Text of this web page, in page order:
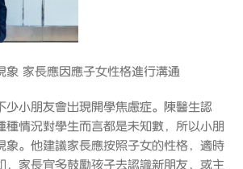
象 家長應因應子女性格進行溝通
少小朋友會出現開學焦慮症。陳醫生認
種情況對學生而言都是未知數，所以小朋
象。他建議家長應按照子女的性格，適時
，家長宜多鼓勵孩子去認識新朋友，或主